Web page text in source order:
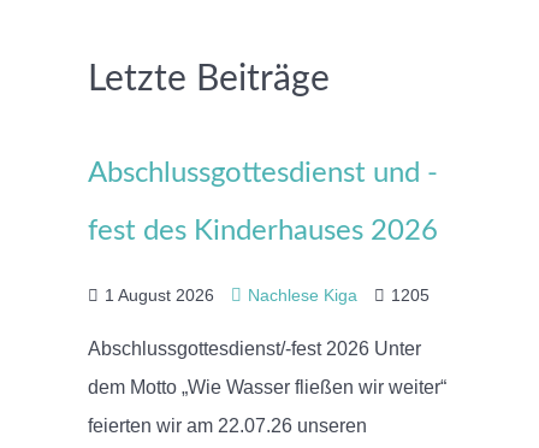
Letzte Beiträge
Abschlussgottesdienst und -
fest des Kinderhauses 2026
1 August 2026 Nachlese Kiga 1205
Abschlussgottesdienst/-fest 2026 Unter
dem Motto „Wie Wasser fließen wir weiter“
feierten wir am 22.07.26 unseren